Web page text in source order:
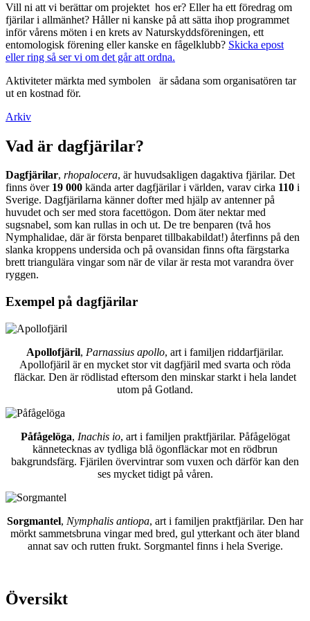
Vill ni att vi berättar om projektet hos er? Eller ha ett föredrag om
fjärilar i allmänhet? Håller ni kanske på att sätta ihop programmet
inför vårens möten i en krets av Naturskyddsföreningen, ett
entomologisk förening eller kanske en fågelklubb? Skicka epost
eller ring så ser vi om det går att ordna.
Aktiviteter märkta med symbolen
är sådana som organisatören tar
ut en kostnad för.
Arkiv
Vad är dagfjärilar?
Dagfjärilar, rhopalocera, är huvudsakligen dagaktiva fjärilar. Det
finns över 19 000 kända arter dagfjärilar i världen, varav cirka 110 i
Sverige. Dagfjärilarna känner dofter med hjälp av antenner på
huvudet och ser med stora facettögon. Dom äter nektar med
sugsnabel, som kan rullas in och ut. De tre benparen (två hos
Nymphalidae, där är första benparet tillbakabildat!) återfinns på den
slanka kroppens undersida och på ovansidan finns ofta färgstarka
brett triangulära vingar som när de vilar är resta mot varandra över
ryggen.
Exempel på dagfjärilar
Apollofjäril, Parnassius apollo, art i familjen riddarfjärilar.
Apollofjäril är en mycket stor vit dagfjäril med svarta och röda
fläckar. Den är rödlistad eftersom den minskar starkt i hela landet
utom på Gotland.
Påfågelöga, Inachis io, art i familjen praktfjärilar. Påfågelögat
kännetecknas av tydliga blå ögonfläckar mot en rödbrun
bakgrundsfärg. Fjärilen övervintrar som vuxen och därför kan den
ses mycket tidigt på våren.
Sorgmantel, Nymphalis antiopa, art i familjen praktfjärilar. Den har
mörkt sammetsbruna vingar med bred, gul ytterkant och äter bland
annat sav och rutten frukt. Sorgmantel finns i hela Sverige.
Översikt